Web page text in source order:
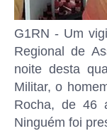
G1RN - Um
Regional de
noite desta
Militar, o
Rocha, de 46
Ninguém foi